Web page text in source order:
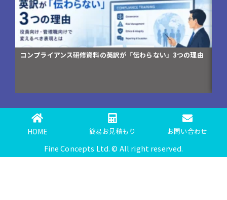
コンプライアンス研修資料の英訳が「伝わらない」3つの理由
HOME 簡易お見積もり お問い合わせ
Fine Concepts Ltd. © All right reserved.